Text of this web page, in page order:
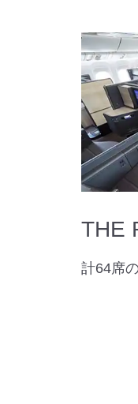
THE
計64席